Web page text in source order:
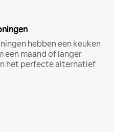
hebben een keuken
een maand of langer
het perfecte alternatief